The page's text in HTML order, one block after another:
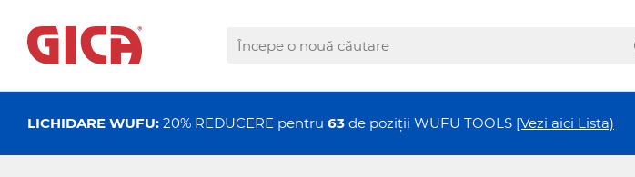
LICHIDARE WUFU: 20% REDUCERE pentru 63 de poziții WUFU TOOLS [Vezi aici Lista)